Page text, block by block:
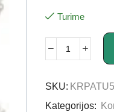
Turime
SKU:
Kategorijos: